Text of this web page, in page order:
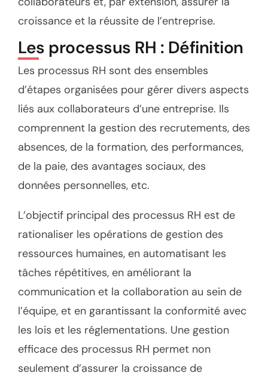
croissance et la réussite de l’entreprise.
Les processus RH : Définition
Les processus RH sont des ensembles
d’étapes organisées pour gérer divers aspects
liés aux collaborateurs d’une entreprise. Ils
comprennent la gestion des recrutements, des
absences, de la formation, des performances,
de la paie, des avantages sociaux, des
données personnelles, etc.
L’objectif principal des processus RH est de
rationaliser les opérations de gestion des
ressources humaines, en automatisant les
tâches répétitives, en améliorant la
communication et la collaboration au sein de
l’équipe, et en garantissant la conformité avec
les lois et les réglementations. Une gestion
efficace des processus RH permet non
seulement d’assurer la croissance de